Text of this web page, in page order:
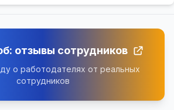
отзывы сотрудников
о работодателях от реальных
сотрудников